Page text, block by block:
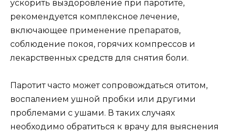
ускорить выздоровление при паротите,
рекомендуется комплексное лечение,
включающее применение препаратов,
соблюдение покоя, горячих компрессов и
лекарственных средств для снятия боли.
Паротит часто может сопровождаться отитом,
воспалением ушной пробки или другими
проблемами с ушами. В таких случаях
необходимо обратиться к врачу для выяснения